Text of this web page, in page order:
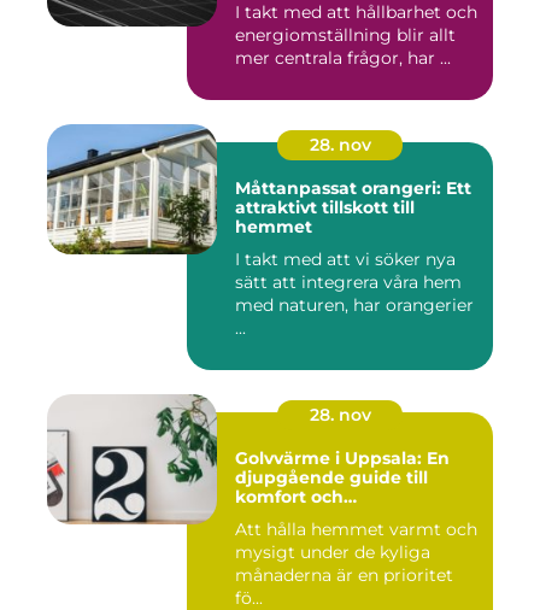
I takt med att hållbarhet och
energiomställning blir allt
mer centrala frågor, har ...
28. nov
Måttanpassat orangeri: Ett
attraktivt tillskott till
hemmet
I takt med att vi söker nya
sätt att integrera våra hem
med naturen, har orangerier
...
28. nov
Golvvärme i Uppsala: En
djupgående guide till
komfort och
Att hålla hemmet varmt och
mysigt under de kyliga
månaderna är en prioritet
fö...